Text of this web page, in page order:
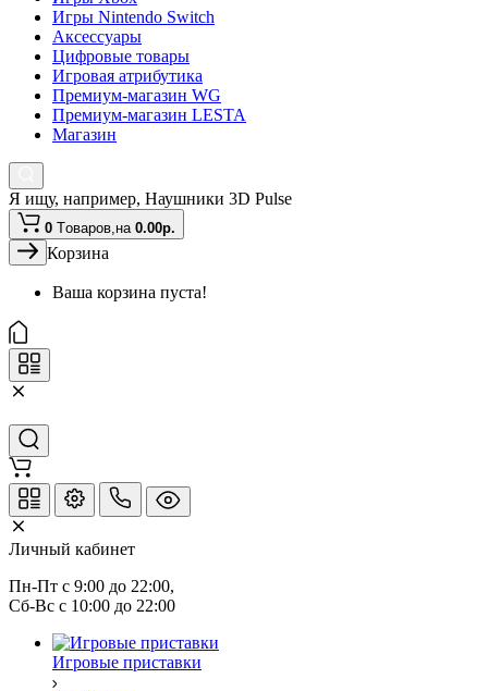
Игры Nintendo Switch
Аксессуары
Цифровые товары
Игровая атрибутика
Премиум-магазин WG
Премиум-магазин LESTA
Магазин
Я ищу, например, Наушники 3D Pulse
0 Tоваров,на 0.00р.
Корзина
Ваша корзина пуста!
Личный кабинет
Пн-Пт с 9:00 до 22:00,
Сб-Вс с 10:00 до 22:00
Игровые приставки